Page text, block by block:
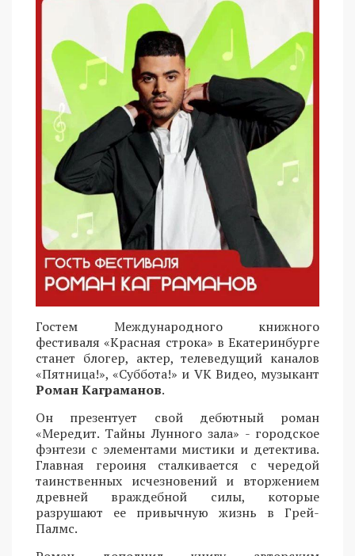
Гостем Международного книжного
фестиваля «Красная строка» в Екатеринбурге
станет блогер, актер, телеведущий каналов
«Пятница!», «Суббота!» и VK Видео, музыкант
Роман Каграманов.
Он презентует свой дебютный роман
«Мередит. Тайны Лунного зала» - городское
фэнтези с элементами мистики и детектива.
Главная героиня сталкивается с чередой
таинственных исчезновений и вторжением
древней враждебной силы, которые
разрушают ее привычную жизнь в Грей-
Палмс.